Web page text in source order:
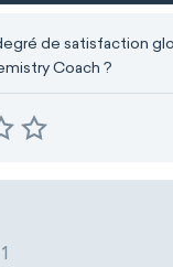
de satisfaction
Coach ?